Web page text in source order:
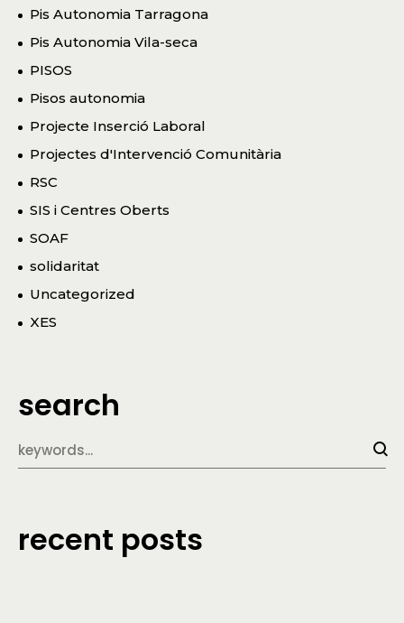
Pis Autonomia Tarragona
Pis Autonomia Vila-seca
PISOS
Pisos autonomia
Projecte Inserció Laboral
Projectes d'Intervenció Comunitària
RSC
SIS i Centres Oberts
SOAF
solidaritat
Uncategorized
XES
search
recent posts